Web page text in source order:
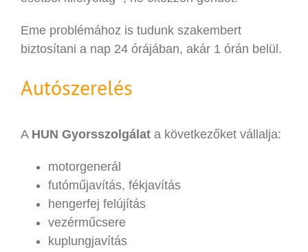
Eme problémához is tudunk szakembert
biztosítani a nap 24 órájában, akár 1 órán belül.
Autószerelés
A HUN Gyorsszolgálat a következőket vállalja:
motorgenerál
futóműjavítás, fékjavítás
hengerfej felújítás
vezérműcsere
kuplungjavítás